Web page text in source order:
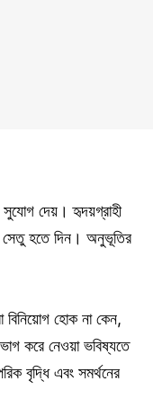
দেয়। হৃদয়গ্রাহী
সেতু হতে দিন। অনুভূতির
বিনিয়োগ হোক না কেন,
করে নেওয়া ভবিষ্যতে
বৃদ্ধি এবং সমর্থনের